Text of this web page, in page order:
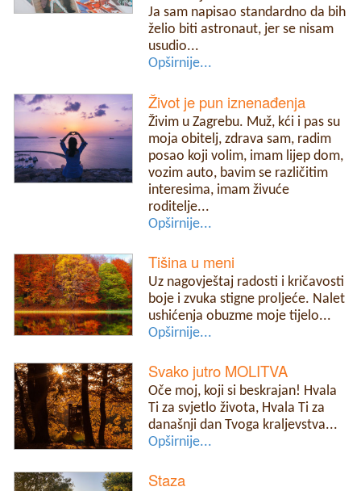
Ja sam napisao standardno da bih
želio biti astronaut, jer se nisam
usudio...
Opširnije...
Život je pun iznenađenja
Živim u Zagrebu. Muž, kći i pas su
moja obitelj, zdrava sam, radim
posao koji volim, imam lijep dom,
vozim auto, bavim se različitim
interesima, imam živuće
roditelje...
Opširnije...
Tišina u meni
Uz nagovještaj radosti i kričavosti
boje i zvuka stigne proljeće. Nalet
ushićenja obuzme moje tijelo...
Opširnije...
Svako jutro MOLITVA
Oče moj, koji si beskrajan! Hvala
Ti za svjetlo života, Hvala Ti za
današnji dan Tvoga kraljevstva...
Opširnije...
Staza